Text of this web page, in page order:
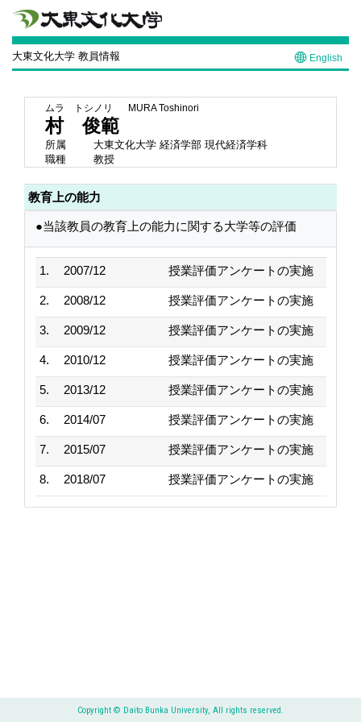
大東文化大学 教員情報 English
ムラ トシノリ MURA Toshinori
村 俊範
所属
大東文化大学 経済学部 現代経済学科
職種
教授
教育上の能力
●当該教員の教育上の能力に関する大学等の評価
1. 2007/12 授業評価アンケートの実施
2. 2008/12 授業評価アンケートの実施
3. 2009/12 授業評価アンケートの実施
4. 2010/12 授業評価アンケートの実施
5. 2013/12 授業評価アンケートの実施
6. 2014/07 授業評価アンケートの実施
7. 2015/07 授業評価アンケートの実施
8. 2018/07 授業評価アンケートの実施
Copyright © Daito Bunka University, All rights reserved.